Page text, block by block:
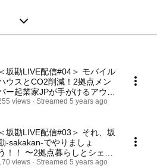
＜坂勘LIVE配信#04＞ モバイル
ウスとCO2削減！2拠点メン
ー起業家JPが手がけるアウト
アホテル【TENAR】に泊ま
views Streamed 5 years ago
＜坂勘LIVE配信#03＞ それ、坂
-sakakan-でやりましょ
！！ 〜2拠点暮らしとシェア
ウス〜
views Streamed 5 years ago